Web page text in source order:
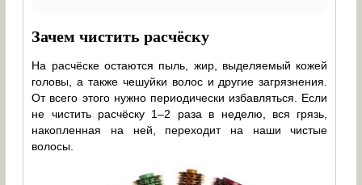
Зачем чистить расчёску
На расчёске остаются пыль, жир, выделяемый кожей
головы, а также чешуйки волос и другие загрязнения.
От всего этого нужно периодически избавляться. Если
не чистить расчёску 1–2 раза в неделю, вся грязь,
накопленная на ней, переходит на наши чистые
волосы.